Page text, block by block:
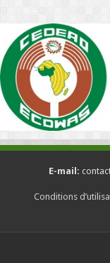
E-mail:
Conditions